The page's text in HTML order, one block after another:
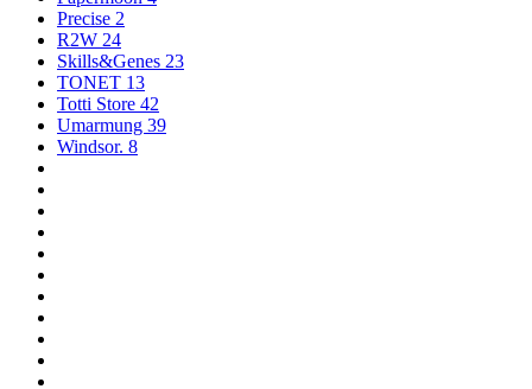
Precise 2
R2W 24
Skills&Genes 23
TONET 13
Totti Store 42
Umarmung 39
Windsor. 8